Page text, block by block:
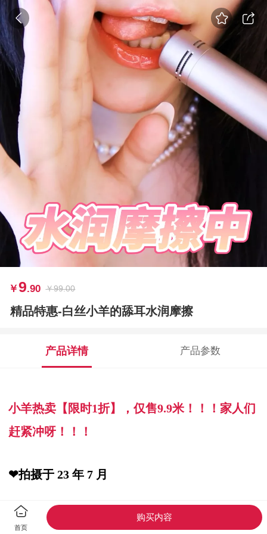
￥9.90 ￥99.00
精品特惠-白丝小羊的舔耳水润摩擦
产品详情 产品参数
小羊热卖【限时1折】，仅售9.9米！！！家人们
赶紧冲呀！！！
❤拍摄于 23 年 7 月
❤让小羊喵陪哥哥度过每个夜晚吧！
首页
购买内容